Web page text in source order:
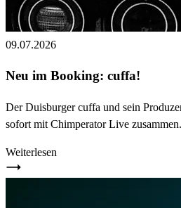
09.07.2026
Neu im Booking: cuffa!
Der Duisburger cuffa und sein
sofort mit Chimperator Live zusammen.
Weiterlesen